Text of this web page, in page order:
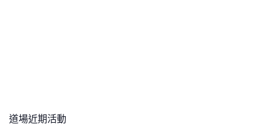
道場近期活動